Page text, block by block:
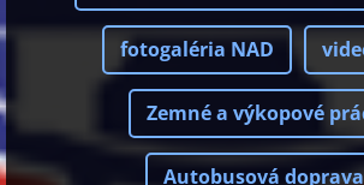
fotogaléria NAD
Zemné a výkopové
Autobusová doprava